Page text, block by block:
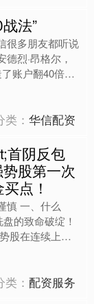
法”
很多朋友都听说
烈·昂格尔，
账户翻40倍的
仍被奉为经
就....
类：华信配资
首阴反包
股第一次
点！
慎 一、什么
的致命破绽！
股在连续上涨
跌） 反包：
....
类：配资服务